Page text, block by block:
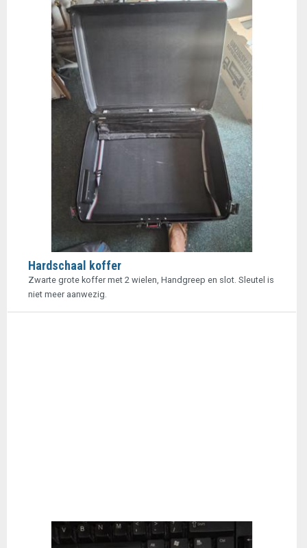
Hardschaal koffer
Zwarte grote koffer met 2 wielen, Handgreep en slot. Sleutel is
niet meer aanwezig.